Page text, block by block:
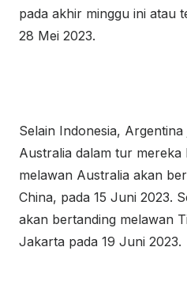
pada akhir minggu ini atau
28 Mei 2023.
Selain Indonesia,
Australia dalam tur mereka
melawan Australia akan
China, pada 15 Juni 2023.
akan bertanding melawan
Jakarta pada 19 Juni 2023.